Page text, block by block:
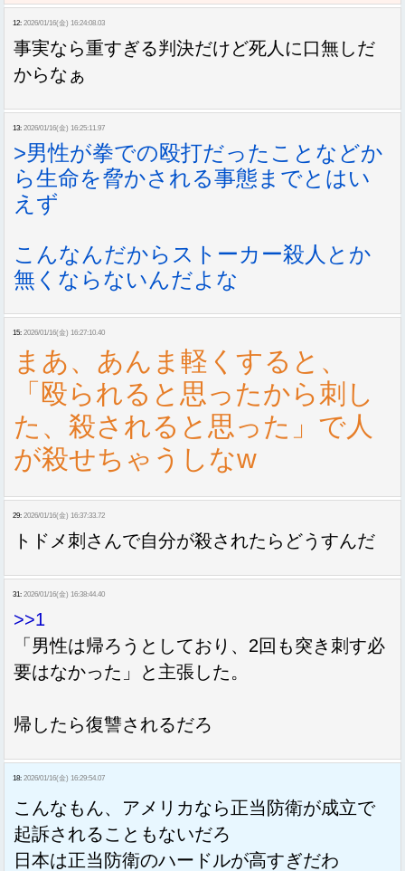
12: 2026/01/16(金) 16:24:08.03
事実なら重すぎる判決だけど死人に口無しだ
からなぁ
13: 2026/01/16(金) 16:25:11.97
>男性が拳での殴打だったことなどか
ら生命を脅かされる事態までとはい
えず
こんなんだからストーカー殺人とか
無くならないんだよな
15: 2026/01/16(金) 16:27:10.40
まあ、あんま軽くすると、
「殴られると思ったから刺し
た、殺されると思った」で人
が殺せちゃうしなw
29: 2026/01/16(金) 16:37:33.72
トドメ刺さんで自分が殺されたらどうすんだ
31: 2026/01/16(金) 16:38:44.40
>>1
「男性は帰ろうとしており、2回も突き刺す必
要はなかった」と主張した。
帰したら復讐されるだろ
18: 2026/01/16(金) 16:29:54.07
こんなもん、アメリカなら正当防衛が成立で
起訴されることもないだろ
日本は正当防衛のハードルが高すぎだわ